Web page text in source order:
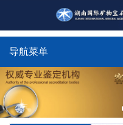
导航菜单